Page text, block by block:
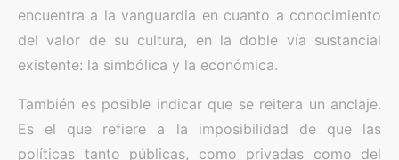
encuentra a la vanguardia en cuanto a conocimiento
del valor de su cultura, en la doble vía sustancial
existente: la simbólica y la económica.
También es posible indicar que se reitera un anclaje.
Es el que refiere a la imposibilidad de que las
políticas tanto públicas, como privadas como del